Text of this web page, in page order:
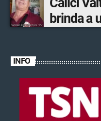
brinda a
INFO